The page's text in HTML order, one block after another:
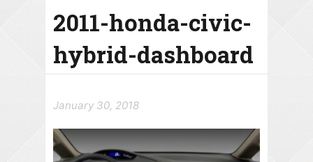
2011-honda-civic-
hybrid-dashboard
January 30, 2018